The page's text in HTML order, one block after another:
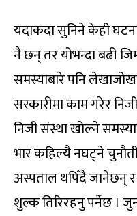
यदाकदा सुनिने केही
नै छन् तर योभन्दा बढी
समस्याबारे पनि
सरकारीमा काम गरेर
निजी संस्था खोल्ने
भार कहिल्यै नघट्ने
अस्पताल थपिँदै जानेछन् र
शुल्क तिरिरहनु पर्नेछ ।